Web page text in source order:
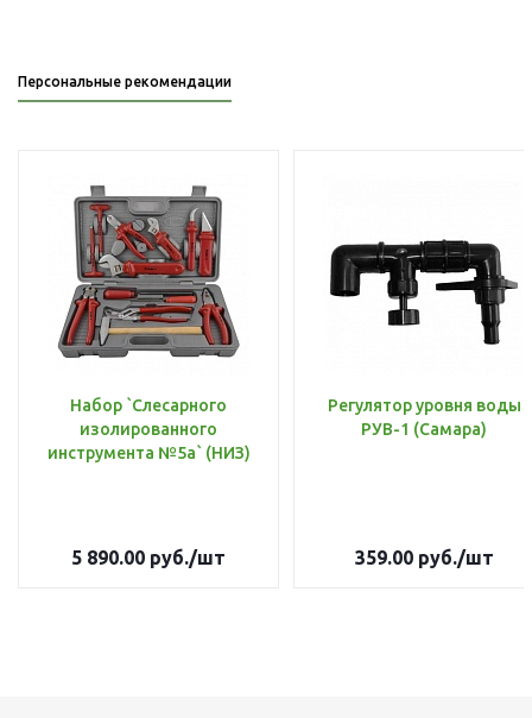
Персональные рекомендации
Набор `Слесарного
изолированного
инструмента №5а` (НИЗ)
5 890.00 руб./шт
Регулятор уровня воды
РУВ-1 (Самара)
359.00руб./шт